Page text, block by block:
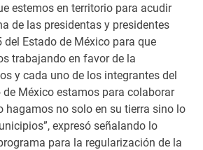
estemos en territorio para acudir
de las presidentas y presidentes
Estado de México para que
trabajando en favor de la
y cada uno de los integrantes del
México estamos para colaborar
hagamos no solo en su tierra sino lo
expresó señalando lo
para la regularización de la